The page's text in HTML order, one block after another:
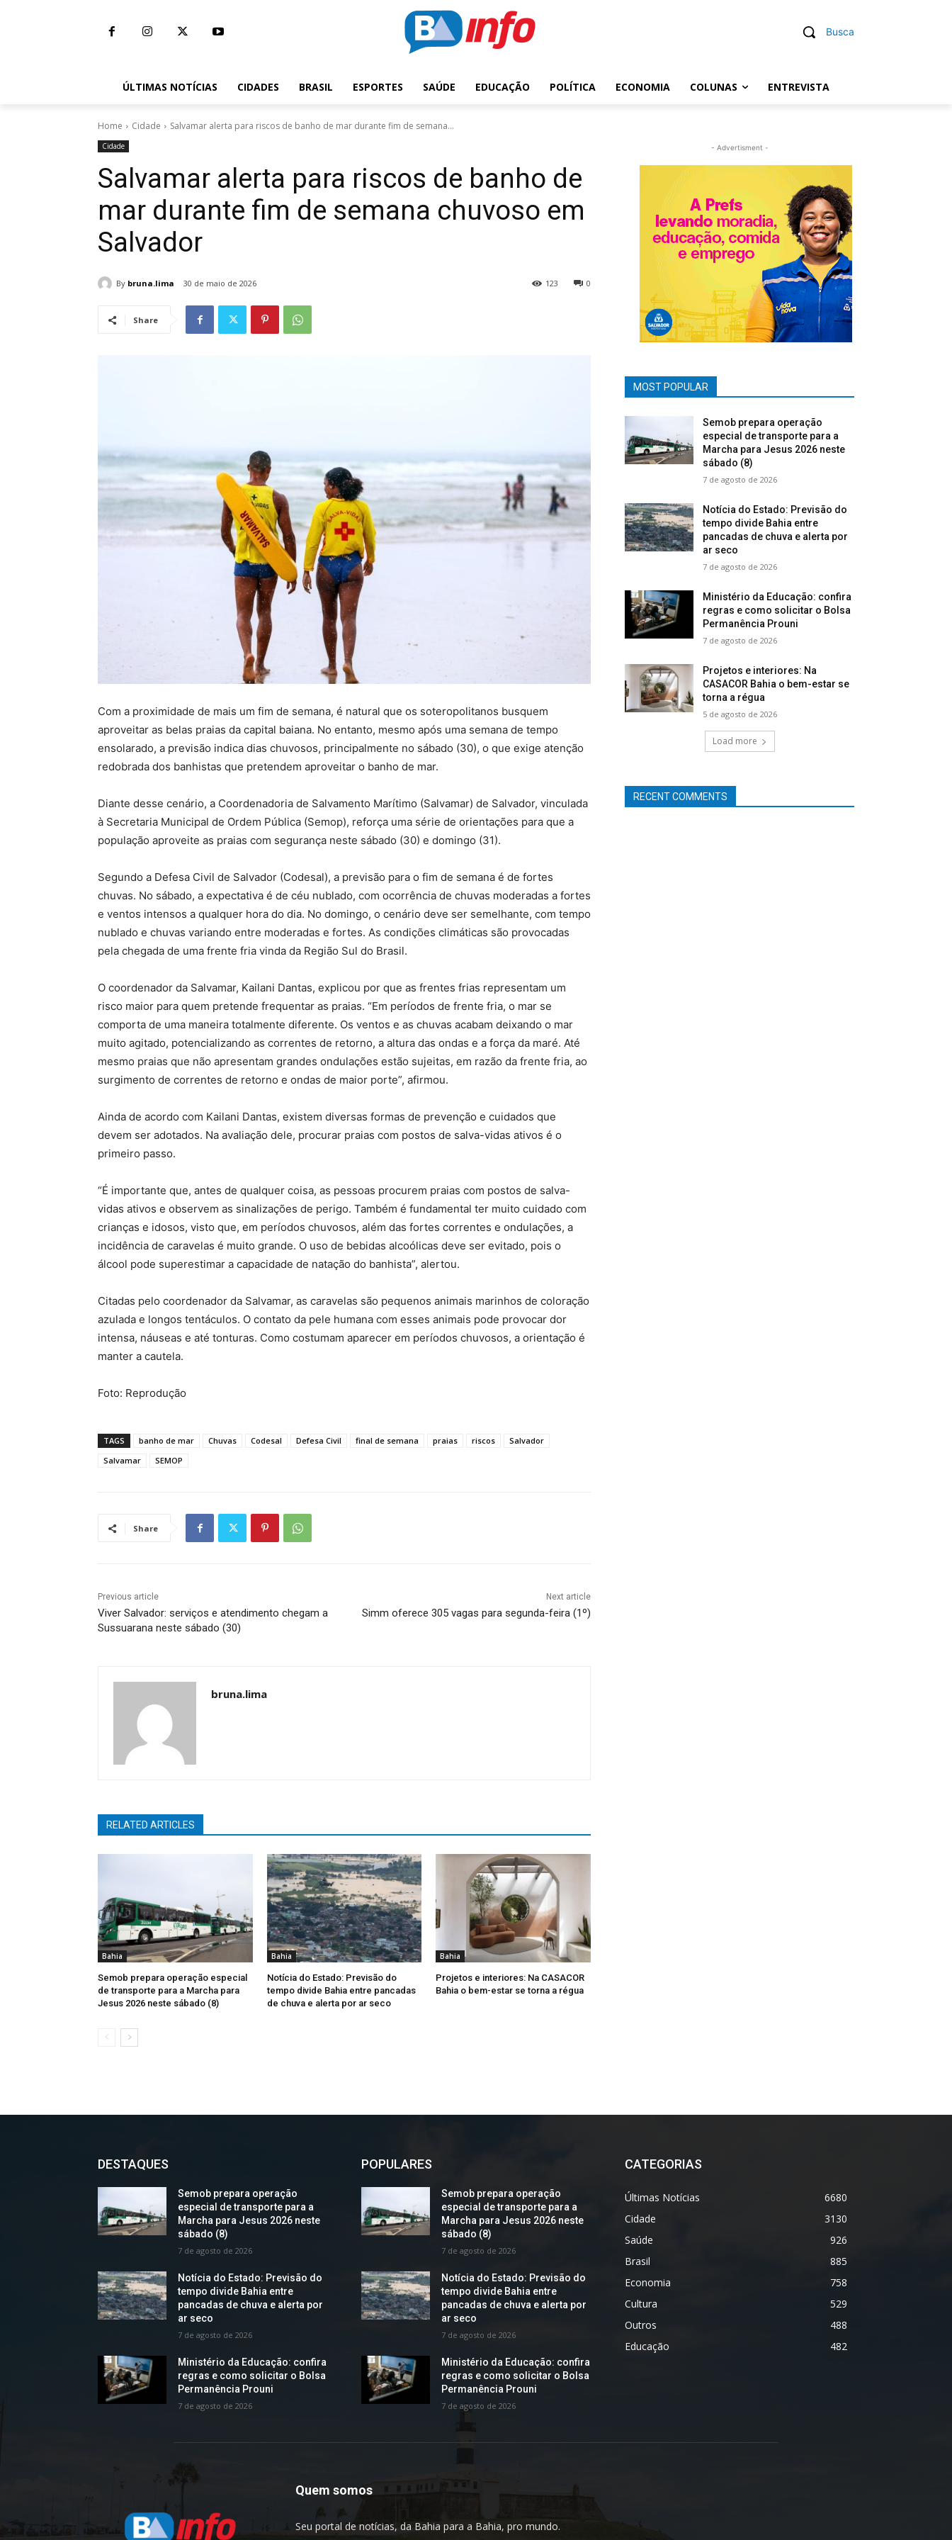
Busca
ÚLTIMAS NOTÍCIAS CIDADES BRASIL ESPORTES SAÚDE EDUCAÇÃO POLÍTICA ECONOMIA COLUNAS ENTREVISTA
Home Cidade Salvamar alerta para riscos de banho de mar durante fim de semana...
Cidade
Salvamar alerta para riscos de banho de
mar durante fim de semana chuvoso em
Salvador
By bruna.lima 30 de maio de 2026 0
123
Share
Com a proximidade de mais um fim de semana, é natural que os soteropolitanos busquem
aproveitar as belas praias da capital baiana. No entanto, mesmo após uma semana de tempo
ensolarado, a previsão indica dias chuvosos, principalmente no sábado (30), o que exige atenção
redobrada dos banhistas que pretendem aproveitar o banho de mar.
Diante desse cenário, a Coordenadoria de Salvamento Marítimo (Salvamar) de Salvador, vinculada
à Secretaria Municipal de Ordem Pública (Semop), reforça uma série de orientações para que a
população aproveite as praias com segurança neste sábado (30) e domingo (31).
Segundo a Defesa Civil de Salvador (Codesal), a previsão para o fim de semana é de fortes
chuvas. No sábado, a expectativa é de céu nublado, com ocorrência de chuvas moderadas a fortes
e ventos intensos a qualquer hora do dia. No domingo, o cenário deve ser semelhante, com tempo
nublado e chuvas variando entre moderadas e fortes. As condições climáticas são provocadas
pela chegada de uma frente fria vinda da Região Sul do Brasil.
O coordenador da Salvamar, Kailani Dantas, explicou por que as frentes frias representam um
risco maior para quem pretende frequentar as praias. “Em períodos de frente fria, o mar se
comporta de uma maneira totalmente diferente. Os ventos e as chuvas acabam deixando o mar
muito agitado, potencializando as correntes de retorno, a altura das ondas e a força da maré. Até
mesmo praias que não apresentam grandes ondulações estão sujeitas, em razão da frente fria, ao
surgimento de correntes de retorno e ondas de maior porte”, afirmou.
Ainda de acordo com Kailani Dantas, existem diversas formas de prevenção e cuidados que
devem ser adotados. Na avaliação dele, procurar praias com postos de salva-vidas ativos é o
primeiro passo.
“É importante que, antes de qualquer coisa, as pessoas procurem praias com postos de salva-
vidas ativos e observem as sinalizações de perigo. Também é fundamental ter muito cuidado com
crianças e idosos, visto que, em períodos chuvosos, além das fortes correntes e ondulações, a
incidência de caravelas é muito grande. O uso de bebidas alcoólicas deve ser evitado, pois o
álcool pode superestimar a capacidade de natação do banhista”, alertou.
Citadas pelo coordenador da Salvamar, as caravelas são pequenos animais marinhos de coloração
azulada e longos tentáculos. O contato da pele humana com esses animais pode provocar dor
intensa, náuseas e até tonturas. Como costumam aparecer em períodos chuvosos, a orientação é
manter a cautela.
Foto: Reprodução
TAGS banho de mar Chuvas Codesal Defesa Civil final de semana praias riscos
Salvador
Salvamar
SEMOP
Share
Previous article
Viver Salvador: serviços e atendimento chegam a
Sussuarana neste sábado (30)
Next article
Simm oferece 305 vagas para segunda-feira (1º)
bruna.lima
RELATED ARTICLES
Bahia
Semob prepara operação especial
de transporte para a Marcha para
Jesus 2026 neste sábado (8)
Bahia
Notícia do Estado: Previsão do
tempo divide Bahia entre pancadas
de chuva e alerta por ar seco
Bahia
Projetos e interiores: Na CASACOR
Bahia o bem-estar se torna a régua
- Advertisment -
MOST POPULAR
Semob prepara operação
especial de transporte para a
Marcha para Jesus 2026 neste
sábado (8)
7 de agosto de 2026
Notícia do Estado: Previsão do
tempo divide Bahia entre
pancadas de chuva e alerta por
ar seco
7 de agosto de 2026
Ministério da Educação: confira
regras e como solicitar o Bolsa
Permanência Prouni
7 de agosto de 2026
Projetos e interiores: Na
CASACOR Bahia o bem-estar se
torna a régua
5 de agosto de 2026
Load more
RECENT COMMENTS
DESTAQUES
Semob prepara operação
especial de transporte para a
Marcha para Jesus 2026 neste
sábado (8)
7 de agosto de 2026
Notícia do Estado: Previsão do
tempo divide Bahia entre
pancadas de chuva e alerta por
ar seco
7 de agosto de 2026
Ministério da Educação: confira
regras e como solicitar o Bolsa
Permanência Prouni
7 de agosto de 2026
POPULARES
Semob prepara operação
especial de transporte para a
Marcha para Jesus 2026 neste
sábado (8)
7 de agosto de 2026
Notícia do Estado: Previsão do
tempo divide Bahia entre
pancadas de chuva e alerta por
ar seco
7 de agosto de 2026
Ministério da Educação: confira
regras e como solicitar o Bolsa
Permanência Prouni
7 de agosto de 2026
CATEGORIAS
Últimas Notícias
6680
Cidade
3130
Saúde
926
Brasil
885
Economia
758
Cultura
529
Outros
488
Educação
482
Quem somos
Seu portal de notícias, da Bahia para a Bahia, pro mundo.